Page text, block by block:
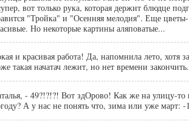
вот только рука, которая держит блюдце
"Тройка" и "Осенняя мелодия". Еще
Но некоторые картины аляповатые...
и красивая работа! Да, напомнила лето, хотя
такая начатач лежит, но нет времени закончить.
Вот здОрово! Как же на улицу-то выходить в такую
погоду? А у нас не понять что, зима или уже